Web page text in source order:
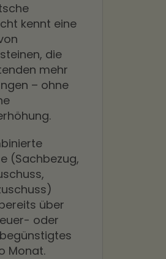
kennt eine
die
mehr
– ohne
(Sachbezug,
über
oder
Monat.